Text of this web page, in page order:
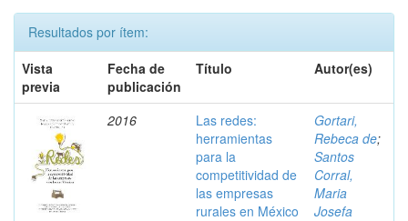
Resultados por ítem:
Vista
previa
Fecha de
publicación
Título Autor(es)
2016
Las redes:
herramientas
para la
competitividad de
las empresas
rurales en México
Gortari,
Rebeca de;
Santos
Corral,
Maria
Josefa